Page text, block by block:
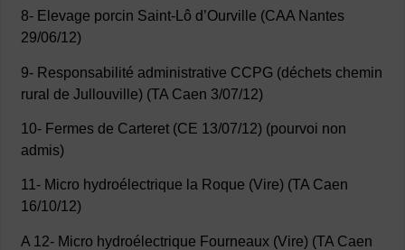
8- Elevage porcin Saint-Lô d’Ourville (CAA Nantes
29/06/12)
9- Responsabilité administrative CCPG (déchets chemin
rural de Jullouville) (TA Caen 3/07/12)
10- Fermes de Carteret (CE 13/07/12) (pourvoi non
admis)
11- Micro hydroélectrique la Roque (Vire) (TA Caen
16/10/12)
A 12- Micro hydroélectrique Fourneaux (Vire) (TA Caen